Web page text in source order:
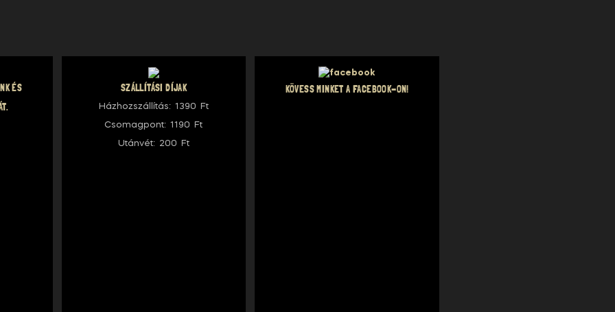
ÉS
SZÁLLÍTÁSI DÍJAK
Házhozszállítás: 1390 Ft
Csomagpont: 1190 Ft
Utánvét: 200 Ft
KÖVESS MINKET A FACEBOOK-ON!